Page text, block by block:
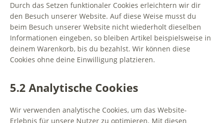
Durch das Setzen funktionaler Cookies erleichtern wir dir
den Besuch unserer Website. Auf diese Weise musst du
beim Besuch unserer Website nicht wiederholt dieselben
Informationen eingeben, so bleiben Artikel beispielsweise in
deinem Warenkorb, bis du bezahlst. Wir können diese
Cookies ohne deine Einwilligung platzieren.
5.2 Analytische Cookies
Wir verwenden analytische Cookies, um das Website-
Erlebnis für unsere Nutzer zu optimieren. Mit diesen